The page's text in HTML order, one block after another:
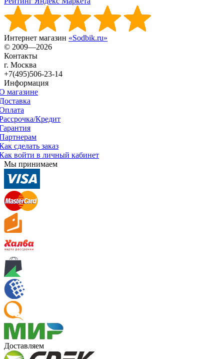
Интернет магазин «Sodbik.ru»
© 2009—2026
Контакты
г. Москва
+7(495)506-23-14
Информация
магазине
Кредит
сделать заказ
войти в личный кабинет
Мы принимаем
Доставляем